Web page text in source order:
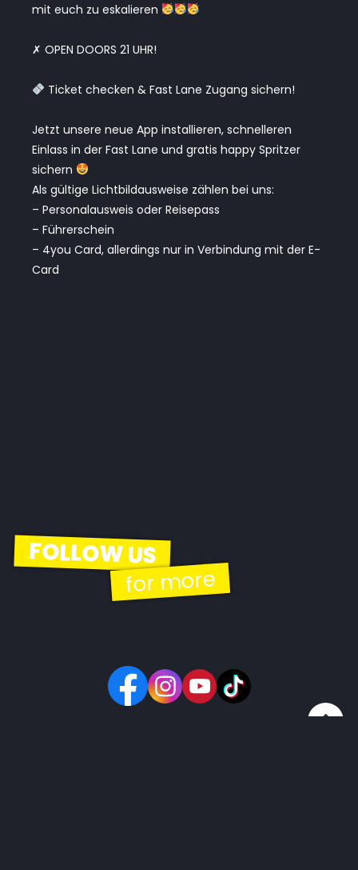
mit euch zu eskalieren
✗ OPEN DOORS 21 UHR!
Ticket checken & Fast Lane Zugang sichern!
Jetzt unsere neue App installieren, schnelleren
Einlass in der Fast Lane und gratis happy Spritzer
sichern
Als gültige Lichtbildausweise zählen bei uns:
– Personalausweis oder Reisepass
– Führerschein
– 4you Card, allerdings nur in Verbindung mit der E-
Card
FOLLOW US
for more